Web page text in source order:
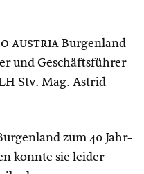
austria Burgenland
und Geschäftsführer
Stv. Mag. Astrid
zum 40 Jahr-
konnte sie leider